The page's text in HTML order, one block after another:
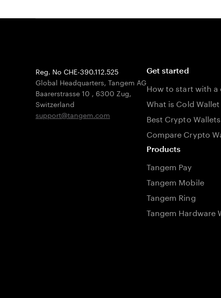
Reg. No CHE-390.112.525
Global Headquarters, Tangem AG
Baarerstrasse 10 , 6300 Zug,
Switzerland
support@tangem.com
Get started
How to start with a
What is Cold Wallet
Best Crypto Wallets
Compare Crypto
Products
Tangem Pay
Tangem Mobile
Tangem Ring
Tangem Hardware